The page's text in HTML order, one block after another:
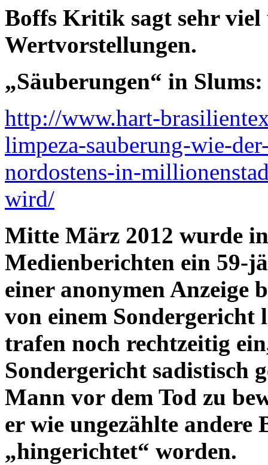
Boffs Kritik sagt sehr viel
Wertvorstellungen.
„Säuberungen“ in Slums:
http://www.hart-
limpeza-sauberung-wie-
nordostens-in-
wird/
Mitte März 2012 wurde
Medienberichten ein 59-
einer anonymen Anzeige
von einem
trafen noch rechtzeitig
Sondergericht sadistisch
Mann vor dem Tod zu
er wie ungezählte
„hingerichtet“ worden.